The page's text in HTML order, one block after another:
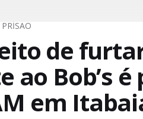
PRİSÃO
de
ao Bob’s
em